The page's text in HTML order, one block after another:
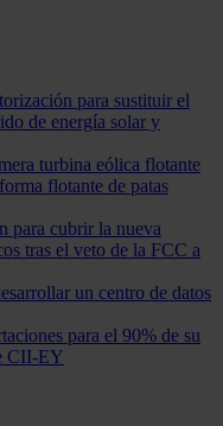
para sustituir el
de energía solar y
turbina eólica flotante
flotante de patas
para cubrir la nueva
tras el veto de la FCC a
un centro de datos
para el 90% de su
CII-EY